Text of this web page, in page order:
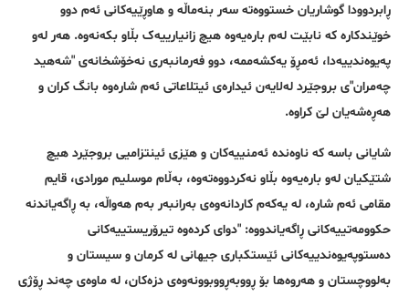
ڕابردوودا گوشاریان خستووەتە سەر بنەماڵە و هاوڕێیەکانی ئەم دوو
خوێندکارە کە نابێت لەم بارەیەوە هیچ زانیارییەک بڵاو بکەنەوە. هەر لەو
پەیوەندییەدا، ئەمڕۆ یەکشەممە، دوو فەرمانبەری نەخۆشخانەی "شەهید
چەمران"ی بروجێرد لەلایەن ئیدارەی ئیتلاعاتی ئەم شارەوە بانگ کران و
هەڕەشەیان لێ کراوە.
شایانی باسە کە ناوەندە ئەمنییەکان و هێزی ئینتزامیی بروجێرد هیچ
شتێکیان لەو بارەیەوە بڵاو نەکردووەتەوە، بەڵام موسلیم مورادی، قایم
مقامی ئەم شارە، لە یەکەم کاردانەوەی بەرانبەر بەم هەواڵە، بە ڕاگەیاندنە
حکوومەتییەکانی ڕاگەیاندووە: "دوای کردەوە تیرۆریستییەکانی
دەستوپەیوەندییەکانی ئێستکباری جیهانی لە کرمان و سیستان و
بەلووچستان و هەروەها بۆ ڕووبەڕووبوونەوەی دزەکان، لە ماوەی چەند ڕۆژی